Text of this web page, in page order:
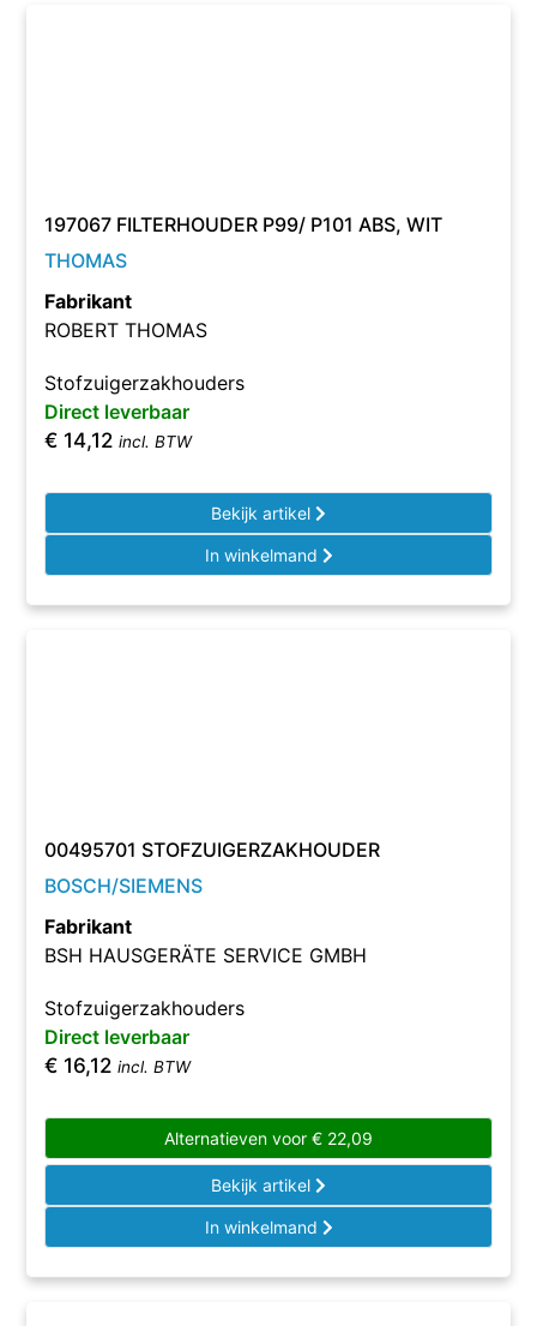
197067 FILTERHOUDER P99/ P101 ABS, WIT
THOMAS
Fabrikant
ROBERT THOMAS
Stofzuigerzakhouders
Direct leverbaar
€ 14,12 incl. BTW
Bekijk artikel
In winkelmand
00495701 STOFZUIGERZAKHOUDER
BOSCH/SIEMENS
Fabrikant
BSH HAUSGERÄTE SERVICE GMBH
Stofzuigerzakhouders
Direct leverbaar
€ 16,12 incl. BTW
Alternatieven voor € 22,09
Bekijk artikel
In winkelmand